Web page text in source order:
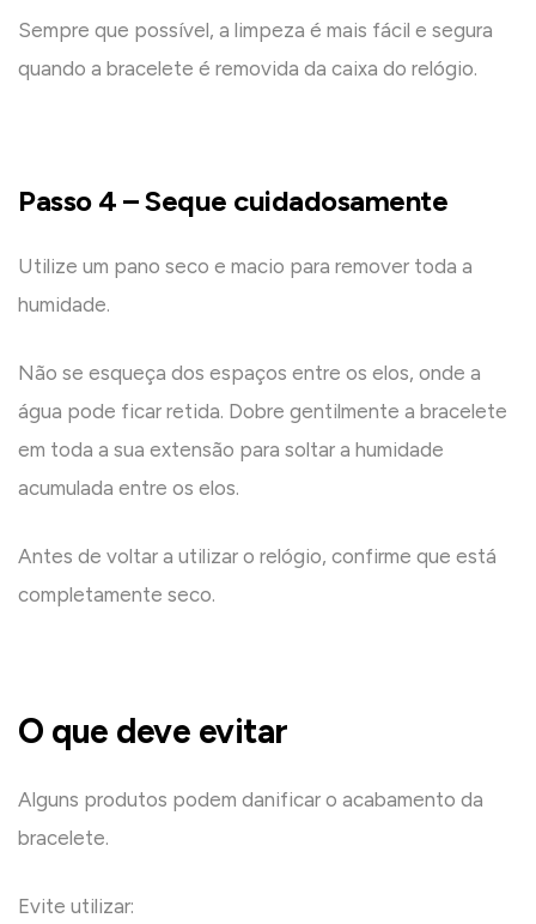
Sempre que possível, a limpeza é mais fácil e segura
quando a bracelete é removida da caixa do relógio.
Passo 4 – Seque cuidadosamente
Utilize um pano seco e macio para remover toda a
humidade.
Não se esqueça dos espaços entre os elos, onde a
água pode ficar retida. Dobre gentilmente a bracelete
em toda a sua extensão para soltar a humidade
acumulada entre os elos.
Antes de voltar a utilizar o relógio, confirme que está
completamente seco.
O que deve evitar
Alguns produtos podem danificar o acabamento da
bracelete.
Evite utilizar: